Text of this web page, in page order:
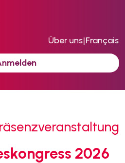
Über uns|Français
2026